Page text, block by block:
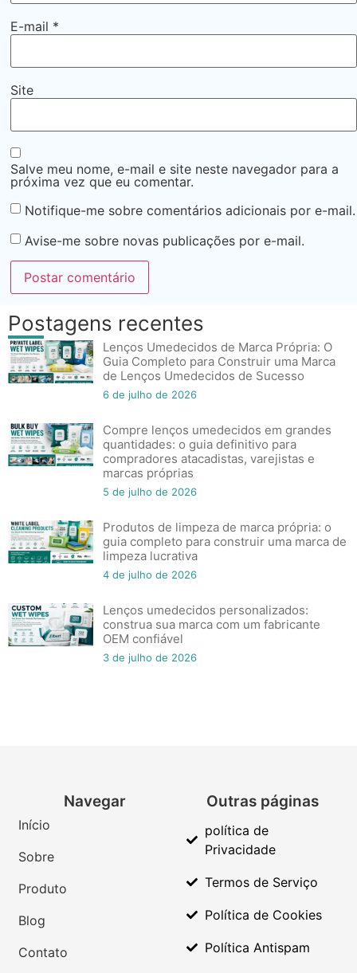
E-mail *
Site
Salve meu nome, e-mail e site neste navegador para a
próxima vez que eu comentar.
Notifique-me sobre comentários adicionais por e-mail.
Avise-me sobre novas publicações por e-mail.
Postagens recentes
Lenços Umedecidos de Marca Própria: O
Guia Completo para Construir uma Marca
de Lenços Umedecidos de Sucesso
6 de julho de 2026
Compre lenços umedecidos em grandes
quantidades: o guia definitivo para
compradores atacadistas, varejistas e
marcas próprias
5 de julho de 2026
Produtos de limpeza de marca própria: o
guia completo para construir uma marca de
limpeza lucrativa
4 de julho de 2026
Lenços umedecidos personalizados:
construa sua marca com um fabricante
OEM confiável
3 de julho de 2026
Navegar
Início
Sobre
Produto
Blog
Contato
Outras páginas
política de
Privacidade
Termos de Serviço
Política de Cookies
Política Antispam